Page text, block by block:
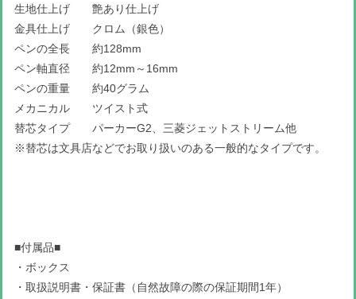
生地仕上げ 艶あり仕上げ
金具仕上げ クロム（銀色）
ペンの全長 約128mm
ペン軸直径 約12mm～16mm
ペンの重量 約40グラム
メカニカル ツイスト式
替芯タイプ パーカーG2、三菱ジェットストリーム他
※替芯は文具店などでお取り扱いのある一般的なタイプです。
■付属品■
・ボックス
・取扱説明書・保証書（自然故障の際の保証期間1年）